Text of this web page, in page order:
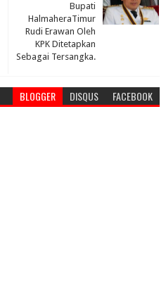
Bupati
HalmaheraTimur
Rudi Erawan Oleh
KPK Ditetapkan
Sebagai Tersangka.
BLOGGER DISQUS FACEBOOK